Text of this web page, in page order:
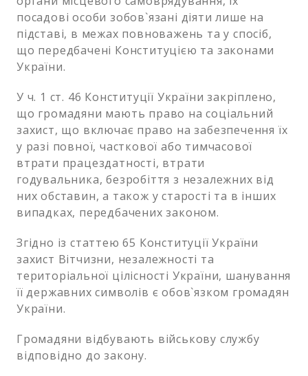
посадові особи зобов`язані діяти лише на
підставі, в межах повноважень та у спосіб,
що передбачені Конституцією та законами
України.
У ч. 1 ст. 46 Конституції України закріплено,
що громадяни мають право на соціальний
захист, що включає право на забезпечення їх
у разі повної, часткової або тимчасової
втрати працездатності, втрати
годувальника, безробіття з незалежних від
них обставин, а також у старості та в інших
випадках, передбачених законом.
Згідно із статтею 65 Конституції України
захист Вітчизни, незалежності та
територіальної цілісності України, шанування
її державних символів є обов`язком громадян
України.
Громадяни відбувають військову службу
відповідно до закону.